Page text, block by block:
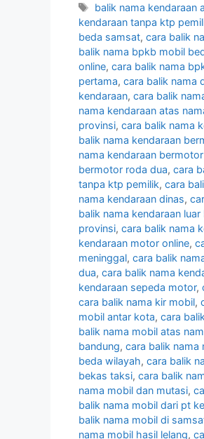
Tags
balik nama kendaraan
kendaraan tanpa ktp
beda samsat, cara balik
balik nama bpkb mobil
online, cara balik nama
pertama, cara balik nama
kendaraan, cara balik
nama kendaraan atas
provinsi, cara balik nama
balik nama kendaraan
nama kendaraan
bermotor roda dua, cara
tanpa ktp pemilik, cara
nama kendaraan dinas,
balik nama kendaraan luar
provinsi, cara balik nama
kendaraan motor online,
meninggal, cara balik
dua, cara balik nama
kendaraan sepeda motor,
cara balik nama kir mobil,
mobil antar kota, cara
balik nama mobil atas
bandung, cara balik nama
beda wilayah, cara balik
bekas taksi, cara balik
nama mobil dan mutasi,
balik nama mobil dari pt
balik nama mobil di
nama mobil hasil lelang,